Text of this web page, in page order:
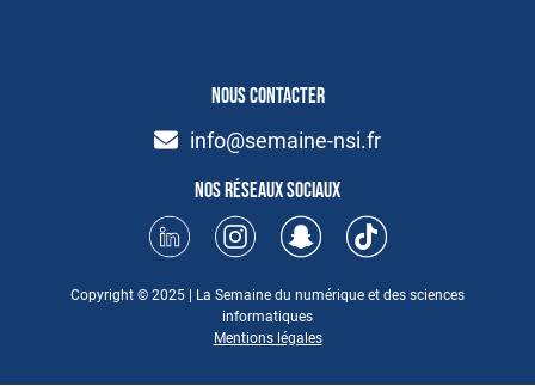
NOUS CONTACTER
info@semaine-nsi.fr
Nos réseaux sociaux
Copyright © 2025 | La Semaine du numérique et des sciences
informatiques
Mentions légales